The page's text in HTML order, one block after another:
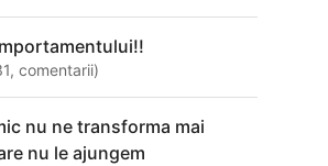
,comentarii)
nu ne transforma mai
nu le ajungem